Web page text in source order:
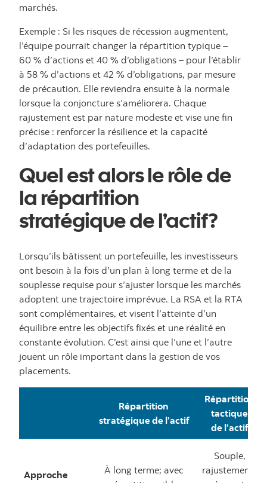
marchés.
Exemple : Si les risques de récession augmentent,
l’équipe pourrait changer la répartition typique –
60 % d’actions et 40 % d’obligations – pour l’établir
à 58 % d’actions et 42 % d’obligations, par mesure
de précaution. Elle reviendra ensuite à la normale
lorsque la conjoncture s’améliorera. Chaque
rajustement est par nature modeste et vise une fin
précise : renforcer la résilience et la capacité
d’adaptation des portefeuilles.
Quel est alors le rôle de
la répartition
stratégique de l’actif?
Lorsqu’ils bâtissent un portefeuille, les investisseurs
ont besoin à la fois d’un plan à long terme et de la
souplesse requise pour s’ajuster lorsque les marchés
adoptent une trajectoire imprévue. La RSA et la RTA
sont complémentaires, et visent l’atteinte d’un
équilibre entre les objectifs fixés et une réalité en
constante évolution. C’est ainsi que l’une et l’autre
jouent un rôle important dans la gestion de vos
placements.
Répartition
stratégique de l’actif
Répartition
tactique
de l’actif
Approche
À long terme; avec
Souple,
rajustements